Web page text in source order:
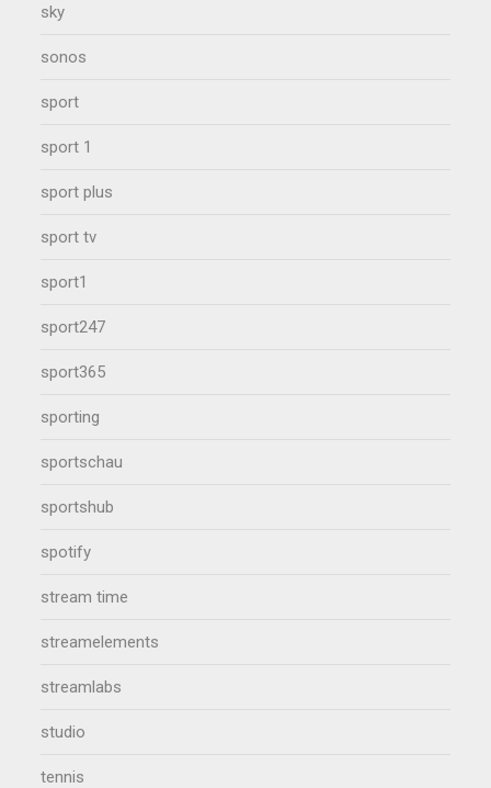
sky
sonos
sport
sport 1
sport plus
sport tv
sport1
sport247
sport365
sporting
sportschau
sportshub
spotify
stream time
streamelements
streamlabs
studio
tennis